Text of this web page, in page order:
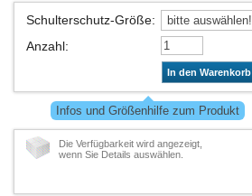
Schulterschutz-Größe:
Anzahl:
In den Warenkorb
Infos und Größenhilfe zum Produkt
Die Verfügbarkeit wird angezeigt,
wenn Sie Details auswählen.